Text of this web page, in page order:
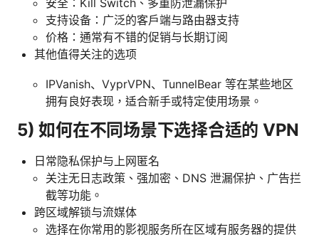
支持设备：广泛的客户端与路由器支持
价格：通常有不错的促销与长期订阅
其他值得关注的选项
IPVanish、VyprVPN、TunnelBear 等在某些地区
拥有良好表现，适合新手或特定使用场景。
5) 如何在不同场景下选择合适的 VPN
日常隐私保护与上网匿名
关注无日志政策、强加密、DNS 泄漏保护、广告拦
截等功能。
跨区域解锁与流媒体
选择在你常用的影视服务所在区域有服务器的提供